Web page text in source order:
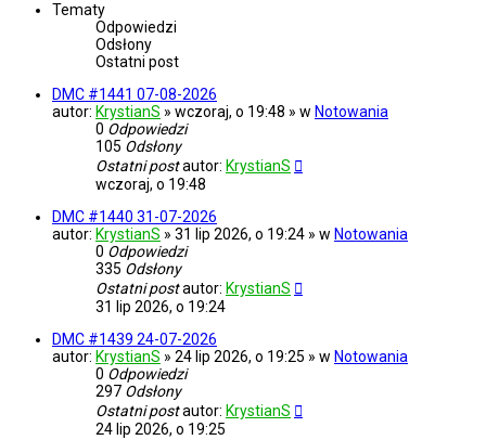
Tematy
Odpowiedzi
Odsłony
Ostatni post
DMC #1441 07-08-2026
autor: KrystianS » wczoraj, o 19:48 » w Notowania
0 Odpowiedzi
105 Odsłony
Ostatni postautor: KrystianS
wczoraj, o 19:48
DMC #1440 31-07-2026
autor: KrystianS » 31 lip 2026, o 19:24 » w Notowania
0 Odpowiedzi
335 Odsłony
Ostatni postautor: KrystianS
31 lip 2026, o 19:24
DMC #1439 24-07-2026
autor: KrystianS » 24 lip 2026, o 19:25 » w Notowania
0 Odpowiedzi
297 Odsłony
Ostatni postautor: KrystianS
24 lip 2026, o 19:25